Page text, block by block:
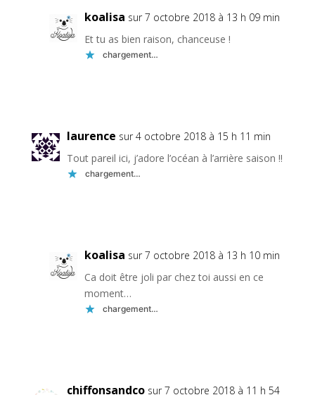
koalisa sur 7 octobre 2018 à 13 h 09 min
Et tu as bien raison, chanceuse !
chargement…
laurence sur 4 octobre 2018 à 15 h 11 min
Tout pareil ici, j’adore l’océan à l’arrière saison !!
chargement…
koalisa sur 7 octobre 2018 à 13 h 10 min
Ca doit être joli par chez toi aussi en ce
moment…
chargement…
chiffonsandco sur 7 octobre 2018 à 11 h 54